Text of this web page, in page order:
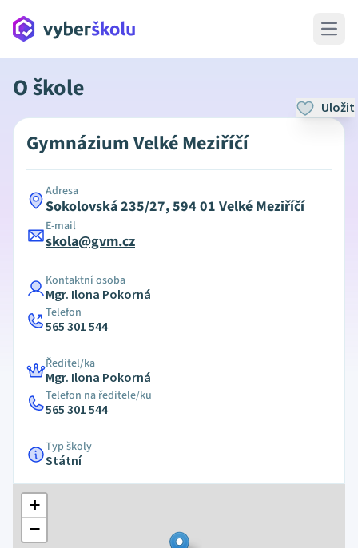
Open
O škole
Uložit
Gymnázium Velké Meziříčí
Adresa
Sokolovská 235/27, 594 01 Velké Meziříčí
E-mail
skola@gvm.cz
Kontaktní osoba
Mgr. Ilona Pokorná
Telefon
565 301 544
Ředitel/ka
Mgr. Ilona Pokorná
Telefon na ředitele/ku
565 301 544
Typ školy
Státní
+
−